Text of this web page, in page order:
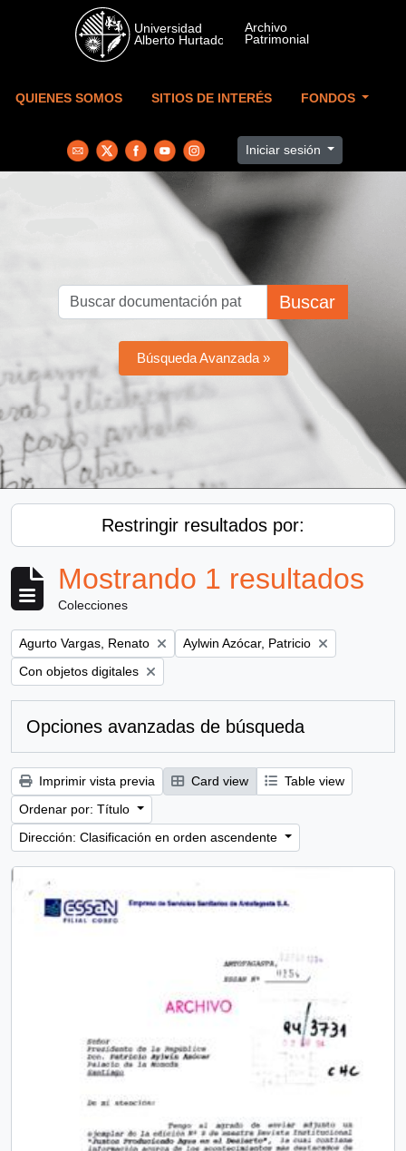
Skip to main content
QUIENES SOMOS SITIOS DE INTERÉS FONDOS
Iniciar sesión
Buscar
Búsqueda Avanzada »
Restringir resultados por:
Mostrando 1 resultados
Colecciones
Remove filter:
Agurto Vargas, Renato Remove filter:
Aylwin Azócar, Patricio
Remove filter:
Con objetos digitales
Opciones avanzadas de búsqueda
Imprimir vista previa Card view
Table view
Ordenar por: Título
Dirección: Clasificación en orden ascendente